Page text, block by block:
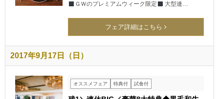
ＧＷのプレミアムウィーク限定 大型連…
フェア詳細はこちら
2017年9月17日（日）
オススメフェア 特典付 試食付